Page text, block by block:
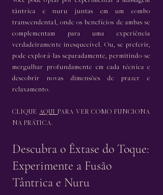
tântrica e nuru juntas em um combo
transcendental, onde os benefícios de ambas se
complementam para uma experiência
verdadeiramente inesquecível. Ou, se preferir,
pode explorá-las separadamente, permitindo-se
mergulhar profundamente em cada técnica e
descobrir novas dimensões de prazer e
relaxamento.
CLIQUEAQUIPARA VER COMO FUNCIONA
NA PRÁTICA.
Descubra o Êxtase do Toque:
Experimente a Fusão
Tântrica e Nuru